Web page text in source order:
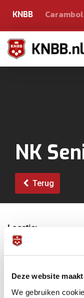
Deze website
We gebruiken
KNBB
NK
Terug
Locatie:
Club 8 Amsterdam
Einddatum: